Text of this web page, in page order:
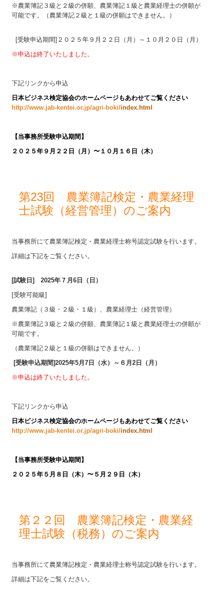
※農業簿記３級と２級の併願、農業簿記１級と農業経理士の併願が
可能です。（農業簿記２級と１級の併願はできません。）
[受験申込期間]２０２５年９月２２日（月）～１０月２０日（月）
※申込は終了いたしました。
下記リンクから申込
日本ビジネス検定協会のホームページもあわせてご覧ください
http://www.jab-kentei.or.jp/agri-boki/index.html
【当事務所受験申込期間】
２０２５年９月２２日（月）〜１０月１６日（木）
第23回 農業簿記検定・農業経理
士試験（経営管理）のご案内
当事務所にて農業簿記検定・農業経理士称号認定試験を行います。
詳細は下記をご覧ください。
[試験日] 2025年７月6日（日）
[受験可能級]
農業簿記（３級・２級・１級）、農業経理士（経営管理）
※農業簿記３級と２級の併願、農業簿記１級と農業経理士の併願が
可能です。
（農業簿記２級と１級の併願はできません。）
[受験申込期間]2025年5月7日（水）～６月2日（月）
※申込は終了いたしました。
下記リンクから申込
日本ビジネス検定協会のホームページもあわせてご覧ください
http://www.jab-kentei.or.jp/agri-boki/index.html
【当事務所受験申込期間】
２０２５年５月８日（木）〜５月２９日（木）
第２２回 農業簿記検定・農業経
理士試験（税務）のご案内
当事務所にて農業簿記検定・農業経理士称号認定試験を行います。
詳細は下記をご覧ください。